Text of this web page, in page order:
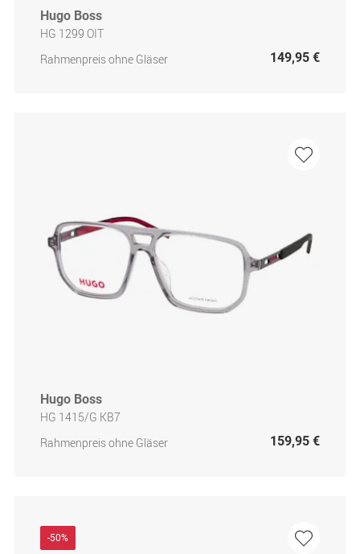
Hugo Boss
HG 1299 OIT
Rahmenpreis ohne Gläser
149,95 €
Hugo Boss
HG 1415/G KB7
Rahmenpreis ohne Gläser
159,95 €
-50%